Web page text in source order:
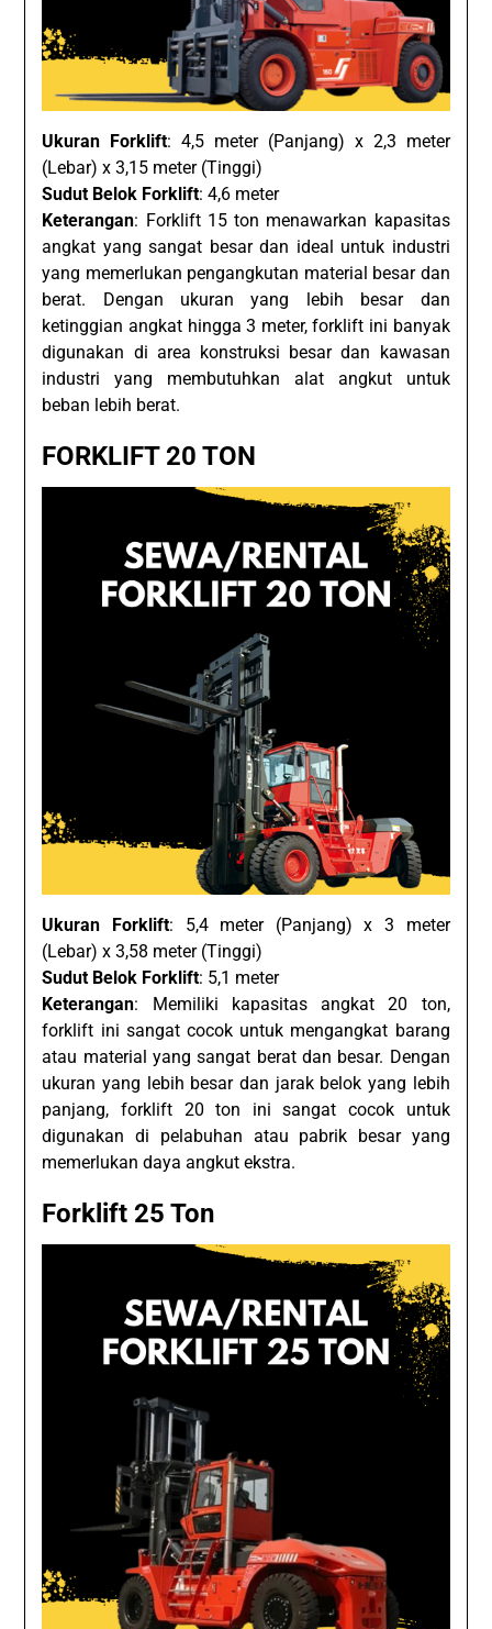
Ukuran Forklift: 4,5 meter (Panjang) x 2,3 meter
(Lebar) x 3,15 meter (Tinggi)
Sudut Belok Forklift: 4,6 meter
Keterangan: Forklift 15 ton menawarkan kapasitas
angkat yang sangat besar dan ideal untuk industri
yang memerlukan pengangkutan material besar dan
berat. Dengan ukuran yang lebih besar dan
ketinggian angkat hingga 3 meter, forklift ini banyak
digunakan di area konstruksi besar dan kawasan
industri yang membutuhkan alat angkut untuk
beban lebih berat.
FORKLIFT 20 TON
Ukuran Forklift: 5,4 meter (Panjang) x 3 meter
(Lebar) x 3,58 meter (Tinggi)
Sudut Belok Forklift: 5,1 meter
Keterangan: Memiliki kapasitas angkat 20 ton,
forklift ini sangat cocok untuk mengangkat barang
atau material yang sangat berat dan besar. Dengan
ukuran yang lebih besar dan jarak belok yang lebih
panjang, forklift 20 ton ini sangat cocok untuk
digunakan di pelabuhan atau pabrik besar yang
memerlukan daya angkut ekstra.
Forklift 25 Ton